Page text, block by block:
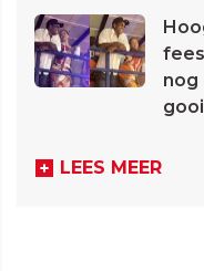
nog
LEES MEER